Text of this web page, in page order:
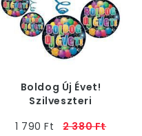
Boldog Új Évet!
Szilveszteri
db-os
1 790 Ft
2 380 Ft